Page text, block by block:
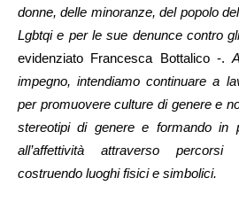
donne, delle minoranze, del popolo
Lgbtqi e per le sue denunce contro
evidenziato Francesca Bottalico -.
impegno, intendiamo continuare a
per promuovere culture di genere e
stereotipi di genere e formando in
all’affettività attraverso
costruendo luoghi fisici e simbolici.